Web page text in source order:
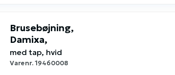
Brusebøjning,
Damixa,
med tap, hvid
Varenr.19460008